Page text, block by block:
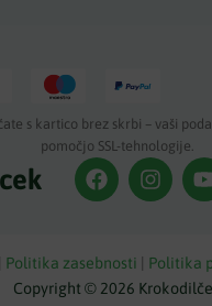
s kartico brez skrbi – vaši
pomočjo SSL-tehnologije.
Copyright © 2026
Politika zasebnosti | Politika